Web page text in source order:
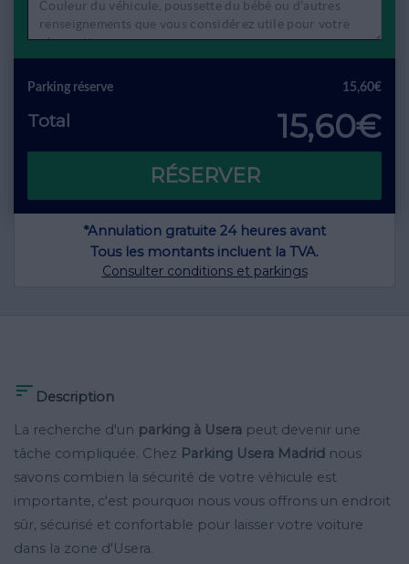
Parking réserve 15,60€
Total 15,60€
RÉSERVER
*Annulation gratuite 24 heures avant
Tous les montants incluent la TVA.
Consulter conditions et parkings
 Description
La recherche d'un parking à Usera peut devenir une
tâche compliquée. Chez Parking Usera Madrid nous
savons combien la sécurité de votre véhicule est
importante, c'est pourquoi nous vous offrons un endroit
sûr, sécurisé et confortable pour laisser votre voiture
dans la zone d'Usera.